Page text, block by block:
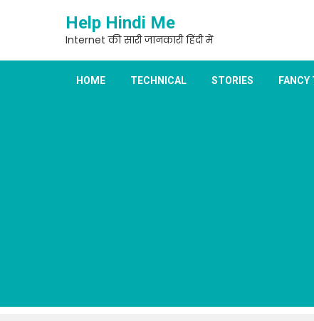
Help Hindi Me
Internet की सारी जानकारी हिंदी में
HOME TECHNICAL STORIES FANCY